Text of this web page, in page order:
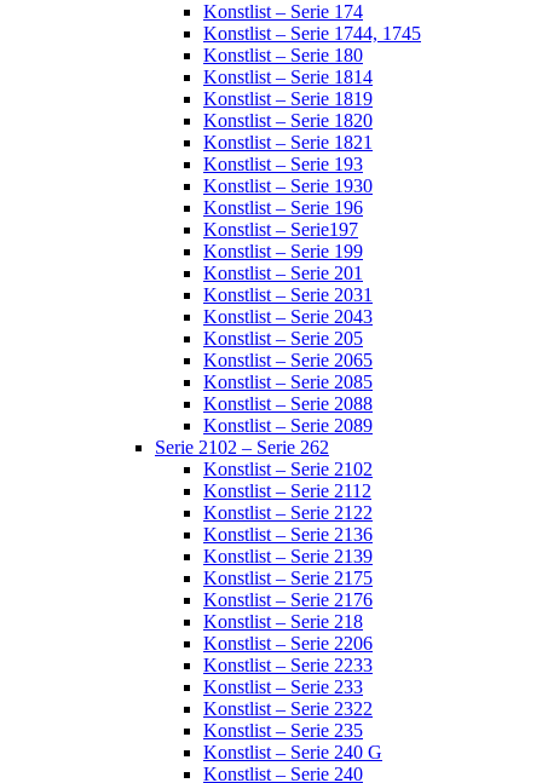
Konstlist – Serie 174
Konstlist – Serie 1744, 1745
Konstlist – Serie 180
Konstlist – Serie 1814
Konstlist – Serie 1819
Konstlist – Serie 1820
Konstlist – Serie 1821
Konstlist – Serie 193
Konstlist – Serie 1930
Konstlist – Serie 196
Konstlist – Serie197
Konstlist – Serie 199
Konstlist – Serie 201
Konstlist – Serie 2031
Konstlist – Serie 2043
Konstlist – Serie 205
Konstlist – Serie 2065
Konstlist – Serie 2085
Konstlist – Serie 2088
Konstlist – Serie 2089
Serie 2102 – Serie 262
Konstlist – Serie 2102
Konstlist – Serie 2112
Konstlist – Serie 2122
Konstlist – Serie 2136
Konstlist – Serie 2139
Konstlist – Serie 2175
Konstlist – Serie 2176
Konstlist – Serie 218
Konstlist – Serie 2206
Konstlist – Serie 2233
Konstlist – Serie 233
Konstlist – Serie 2322
Konstlist – Serie 235
Konstlist – Serie 240 G
Konstlist – Serie 240